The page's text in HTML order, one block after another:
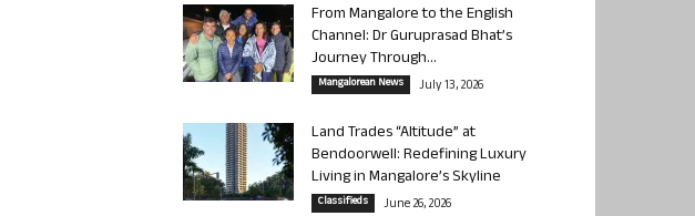
From Mangalore to the English
Channel: Dr Guruprasad Bhat’s
Journey Through...
Mangalorean News July 13, 2026
Land Trades “Altitude” at
Bendoorwell: Redefining Luxury
Living in Mangalore’s Skyline
Classifieds June 26, 2026